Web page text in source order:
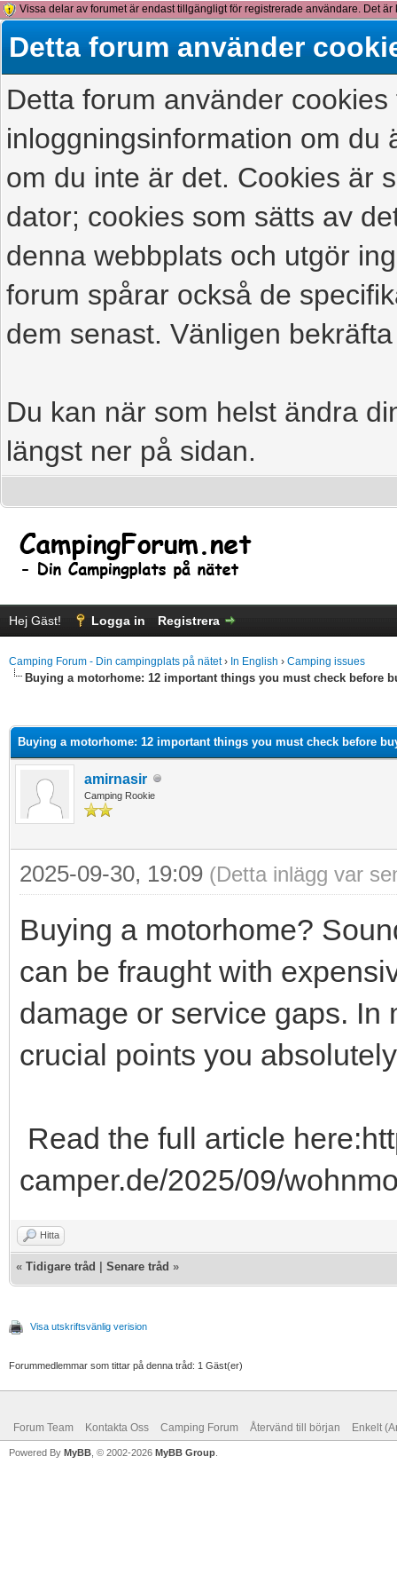
Vissa delar av forumet är endast tillgängligt för registrerade användare. Det
detta meddelande.
Detta forum använder
Detta forum använder
inloggningsinformation om du
om du inte är det. Cookies är
dator; cookies som sätts av
denna webbplats och utgör
forum spårar också de
dem senast. Vänligen
Du kan när som helst ändra
längst ner på sidan.
Hej Gäst! Logga in Registrera
Camping Forum - Din campingplats på nätet› In English › Camping issues
Buying a motorhome: 12 important things you must check before
Buying a motorhome: 12 important things you must check before
amirnasir
Camping Rookie
2025-09-30, 19:09 (Detta inlägg var
Buying a motorhome?
can be fraught with
damage or service gaps. In
crucial points you
Read the full article
camper.de/2025/09/
Hitta
« Tidigare tråd Senare tråd »
Visa utskriftsvänlig verision
Forummedlemmar som tittar på denna tråd: 1 Gäst(er)
Forum Team Kontakta Oss Camping Forum Återvänd till början Enkelt
Powered By MyBB , © 2002-2026 MyBB Group